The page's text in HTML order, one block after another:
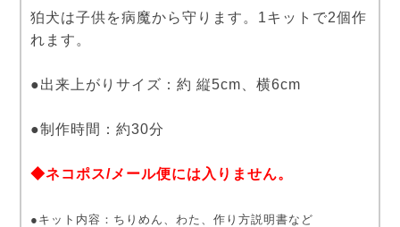
狛犬は子供を病魔から守ります。1キットで2個作
れます。
●出来上がりサイズ：約 縦5cm、横6cm
●制作時間：約30分
◆ネコポス/メール便には入りません。
●キット内容：ちりめん、わた、作り方説明書など